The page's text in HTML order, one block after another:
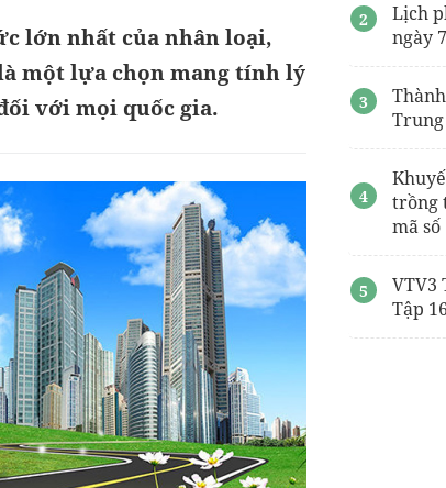
lớn nhất của nhân loại,
một lựa chọn mang tính lý
với mọi quốc gia.
Lịch
ngày
trồng
mã số
VTV3
Tập